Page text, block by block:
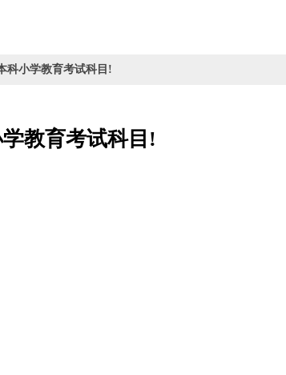
科小学教育考试科目!
教育考试科目!